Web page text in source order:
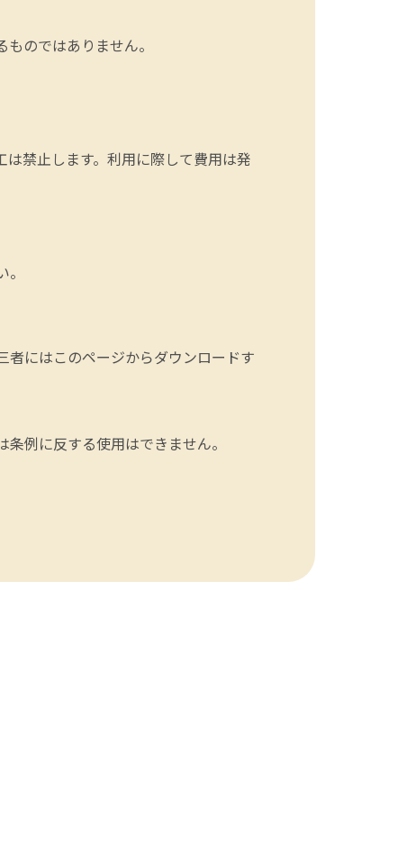
のではありません。
禁止します。利用に際して費用は発
者にはこのページからダウンロードす
例に反する使用はできません。